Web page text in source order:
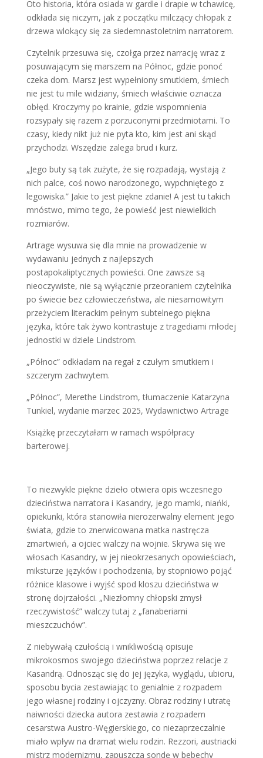
Oto historia, która osiada w gardle i drapie w tchawicę,
odkłada się niczym, jak z początku milczący chłopak z
drzewa wlokący się za siedemnastoletnim narratorem.
Czytelnik przesuwa się, czołga przez narrację wraz z
posuwającym się marszem na Północ, gdzie ponoć
czeka dom. Marsz jest wypełniony smutkiem, śmiech
nie jest tu mile widziany, śmiech właściwie oznacza
obłęd. Kroczymy po krainie, gdzie wspomnienia
rozsypały się razem z porzuconymi przedmiotami. To
czasy, kiedy nikt już nie pyta kto, kim jest ani skąd
przychodzi. Wszędzie zalega brud i kurz.
„Jego buty są tak zużyte, że się rozpadają, wystają z
nich palce, coś nowo narodzonego, wypchniętego z
legowiska.” Jakie to jest piękne zdanie! A jest tu takich
mnóstwo, mimo tego, że powieść jest niewielkich
rozmiarów.
Artrage wysuwa się dla mnie na prowadzenie w
wydawaniu jednych z najlepszych
postapokaliptycznych powieści. One zawsze są
nieoczywiste, nie są wyłącznie przeoraniem czytelnika
po świecie bez człowieczeństwa, ale niesamowitym
przeżyciem literackim pełnym subtelnego piękna
języka, które tak żywo kontrastuje z tragediami młodej
jednostki w dziele Lindstrom.
„Północ” odkładam na regał z czułym smutkiem i
szczerym zachwytem.
„Północ”, Merethe Lindstrom, tłumaczenie Katarzyna
Tunkiel, wydanie marzec 2025, Wydawnictwo Artrage
Książkę przeczytałam w ramach współpracy
barterowej.
To niezwykle piękne dzieło otwiera opis wczesnego
dzieciństwa narratora i Kasandry, jego mamki, niańki,
opiekunki, która stanowiła nierozerwalny element jego
świata, gdzie to znerwicowana matka nastręcza
zmartwień, a ojciec walczy na wojnie. Skrywa się we
włosach Kasandry, w jej nieokrzesanych opowieściach,
miksturze języków i pochodzenia, by stopniowo pojąć
różnice klasowe i wyjść spod kloszu dzieciństwa w
stronę dojrzałości. „Niezłomny chłopski zmysł
rzeczywistość” walczy tutaj z „fanaberiami
mieszczuchów”.
Z niebywałą czułością i wnikliwością opisuje
mikrokosmos swojego dzieciństwa poprzez relacje z
Kasandrą. Odnosząc się do jej języka, wyglądu, ubioru,
sposobu bycia zestawiając to genialnie z rozpadem
jego własnej rodziny i ojczyzny. Obraz rodziny i utratę
naiwności dziecka autora zestawia z rozpadem
cesarstwa Austro-Węgierskiego, co niezaprzeczalnie
miało wpływ na dramat wielu rodzin. Rezzori, austriacki
mistrz modernizmu, zapuszcza sondę w bebechy